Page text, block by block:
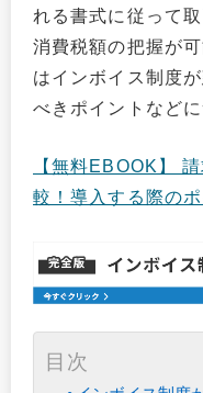
れる書式に従って
消費税額の把握が
はインボイス制度
べきポイントなど
【無料EBOOK】
較！導入する際の
目次